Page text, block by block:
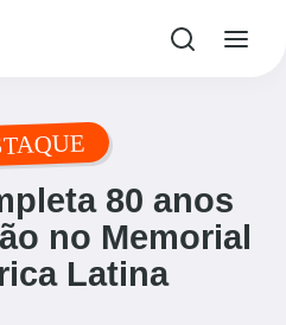
80 anos
no Memorial
Latina